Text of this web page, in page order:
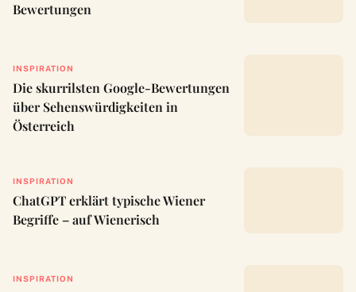
Bewertungen
INSPIRATION
Die skurrilsten Google-Bewertungen
über Sehenswürdigkeiten in
Österreich
INSPIRATION
ChatGPT erklärt typische Wiener
Begriffe – auf Wienerisch
INSPIRATION